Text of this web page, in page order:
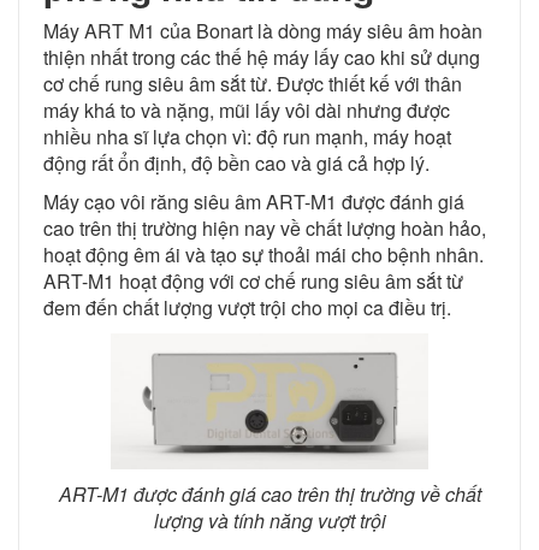
Máy ART M1 của Bonart là dòng máy siêu âm hoàn
thiện nhất trong các thế hệ máy lấy cao khi sử dụng
cơ chế rung siêu âm sắt từ. Được thiết kế với thân
máy khá to và nặng, mũi lấy vôi dài nhưng được
nhiều nha sĩ lựa chọn vì: độ run mạnh, máy hoạt
động rất ổn định, độ bền cao và giá cả hợp lý.
Máy cạo vôi răng siêu âm ART-M1 được đánh giá
cao trên thị trường hiện nay về chất lượng hoàn hảo,
hoạt động êm ái và tạo sự thoải mái cho bệnh nhân.
ART-M1 hoạt động với cơ chế rung siêu âm sắt từ
đem đến chất lượng vượt trội cho mọi ca điều trị.
ART-M1 được đánh giá cao trên thị trường về chất
lượng và tính năng vượt trội